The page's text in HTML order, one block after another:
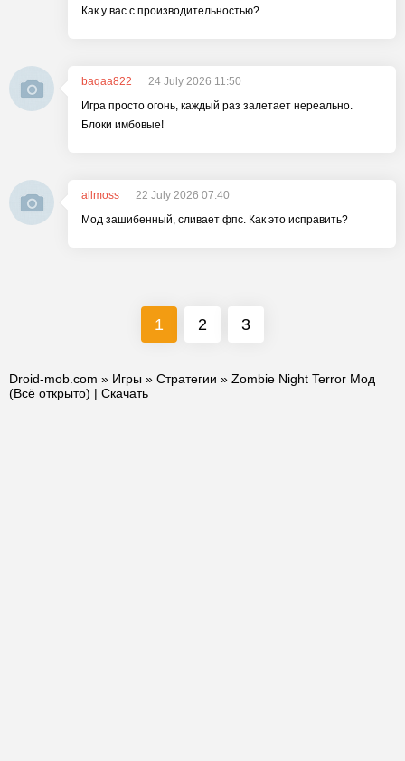
Как у вас с производительностью?
baqaa822
24 July 2026 11:50
Игра просто огонь, каждый раз залетает нереально.
Блоки имбовые!
allmoss
22 July 2026 07:40
Мод зашибенный, сливает фпс. Как это исправить?
1 2 3
Droid-mob.com » Игры » Стратегии » Zombie Night Terror Мод
(Всё открыто) | Скачать